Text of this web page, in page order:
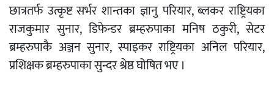
छात्रतर्फ उत्कृष्ट सर्भर शान्तका ज्ञानु परियार, ब्लकर राष्ट्रियका
राजकुमार सुनार, डिफेन्डर ब्रम्हरुपाका मनिष ठकुरी, सेटर
ब्रम्हरुपाकै अञ्जन सुनार, स्पाइकर राष्ट्रियका अनिल परियार,
प्रशिक्षक ब्रम्हरुपाका सुन्दर श्रेष्ठ घोषित भए ।